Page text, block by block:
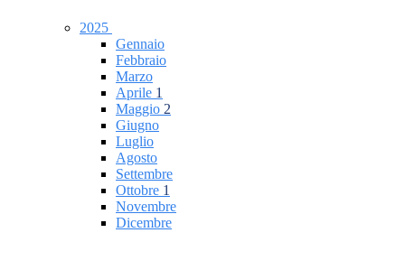
2025
Gennaio
Febbraio
Marzo
Aprile 1
Maggio 2
Giugno
Luglio
Agosto
Settembre
Ottobre 1
Novembre
Dicembre